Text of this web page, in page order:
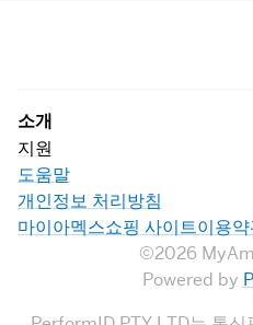
소개
지원
도움말
개인정보 처리방침
마이아멕스쇼핑 사이트이용
©2026
Powered by